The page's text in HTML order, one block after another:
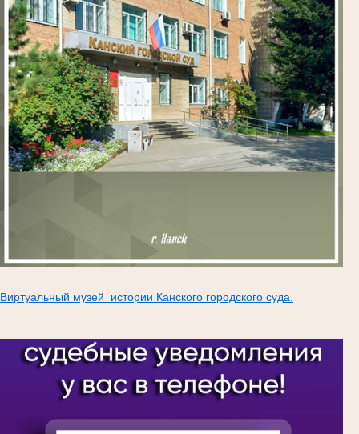
Виртуальный музей истории Канского городского суда.